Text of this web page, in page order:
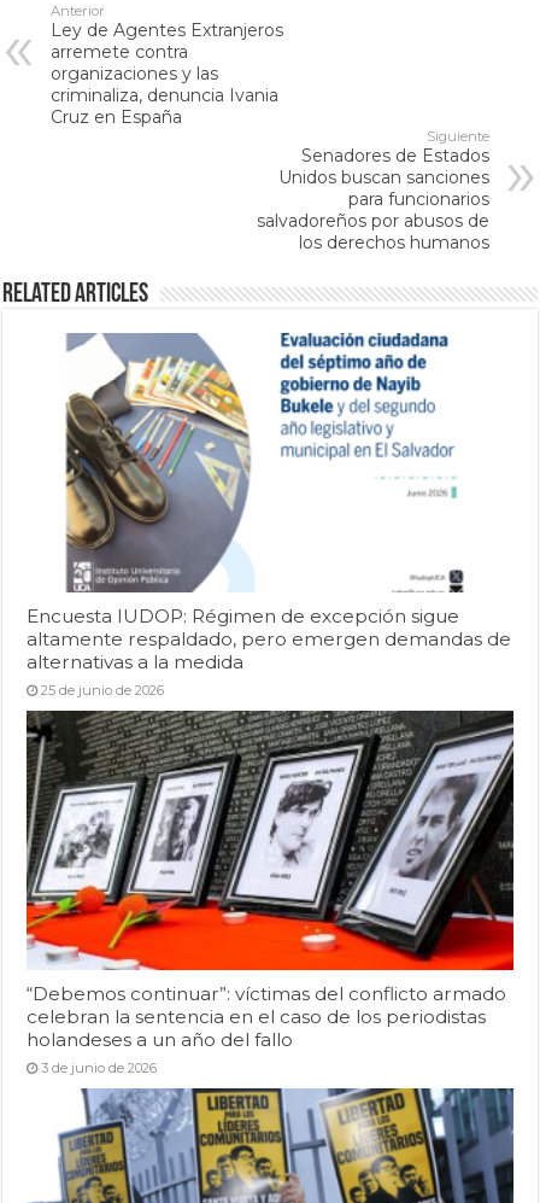
Anterior
Ley de Agentes Extranjeros
arremete contra
organizaciones y las
criminaliza, denuncia Ivania
Cruz en España
Siguiente
Senadores de Estados
Unidos buscan sanciones
para funcionarios
salvadoreños por abusos de
los derechos humanos
Related Articles
Encuesta IUDOP: Régimen de excepción sigue
altamente respaldado, pero emergen demandas de
alternativas a la medida
25 de junio de 2026
“Debemos continuar”: víctimas del conflicto armado
celebran la sentencia en el caso de los periodistas
holandeses a un año del fallo
3 de junio de 2026